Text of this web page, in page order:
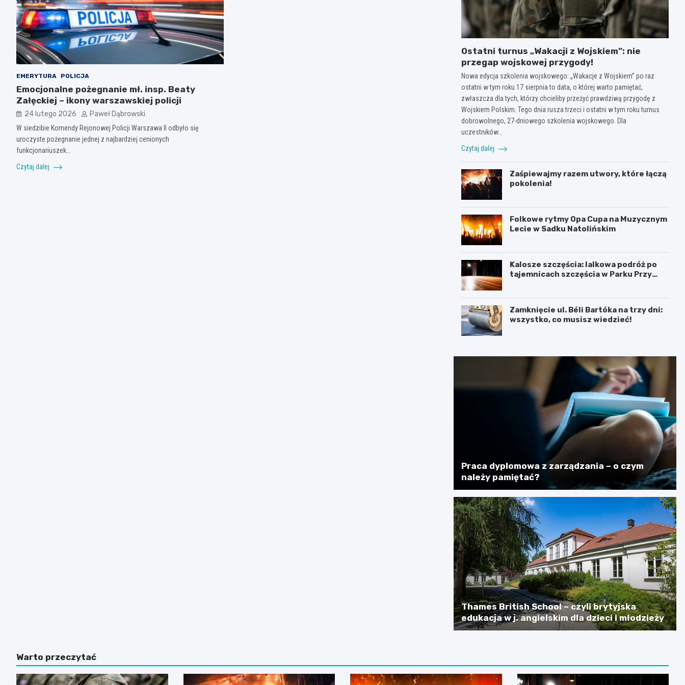
EMERYTURA POLICJA
Emocjonalne pożegnanie mł. insp. Beaty
Załęckiej – ikony warszawskiej policji
24 lutego 2026 Paweł Dąbrowski
W siedzibie Komendy Rejonowej Policji Warszawa II odbyło się
uroczyste pożegnanie jednej z najbardziej cenionych
funkcjonariuszek…
Czytaj dalej
Ostatni turnus „Wakacji z Wojskiem”: nie
przegap wojskowej przygody!
Nowa edycja szkolenia wojskowego: „Wakacje z Wojskiem” po raz
ostatni w tym roku 17 sierpnia to data, o której warto pamiętać,
zwłaszcza dla tych, którzy chcieliby przeżyć prawdziwą przygodę z
Wojskiem Polskim. Tego dnia rusza trzeci i ostatni w tym roku turnus
dobrowolnego, 27-dniowego szkolenia wojskowego. Dla
uczestników…
Czytaj dalej
Zaśpiewajmy razem utwory, które łączą
pokolenia!
Folkowe rytmy Opa Cupa na Muzycznym
Lecie w Sadku Natolińskim
Kalosze szczęścia: lalkowa podróż po
tajemnicach szczęścia w Parku Przy
Zamknięcie ul. Béli Bartóka na trzy dni:
wszystko, co musisz wiedzieć!
Praca dyplomowa z zarządzania – o czym
należy pamiętać?
Thames British School – czyli brytyjska
edukacja w j. angielskim dla dzieci i młodzieży
Warto przeczytać